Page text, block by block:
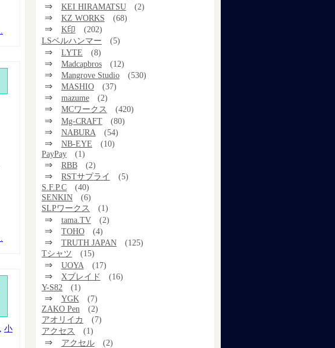
小
⇒ KEI HIRAMATSU (2)
⇒ KZ WORKS (68)
⇒ K印
(202)
LSベルハンマー
(5)
⇒ LYTE (8)
⇒ Madcapbros (12)
⇒ Mangrove Studio (530)
⇒ MASHIO (37)
⇒ mazume (2)
⇒ MCワークス (420)
⇒ Mg-CRAFT (80)
⇒ NABURA (54)
⇒ NB-EYE
(10)
PayPay
(1)
⇒ RBB (2)
⇒ RSTサプライ
(5)
S.F.P.C
(40)
SENKIN
(6)
SLPワークス
(1)
⇒ tama.TV (2)
⇒ TOHO (4)
⇒ TRUTH JAPAN
(125)
Tシャツ
(15)
⇒ UOYA (17)
⇒ Xブレイド
(16)
Y-S82
(1)
⇒ YGK
(7)
ZAKO Pen
(2)
アオリイカ
(7)
アクセス
(1)
⇒ アクセル
(2)